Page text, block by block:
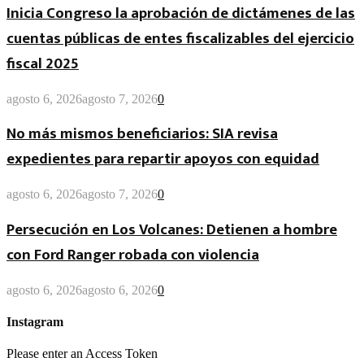
Inicia Congreso la aprobación de dictámenes de las
cuentas públicas de entes fiscalizables del ejercicio
fiscal 2025
agosto 6, 2026agosto 7, 20260
No más mismos beneficiarios: SIA revisa
expedientes para repartir apoyos con equidad
agosto 6, 2026agosto 7, 20260
Persecución en Los Volcanes: Detienen a hombre
con Ford Ranger robada con violencia
agosto 6, 2026agosto 6, 20260
Instagram
Please enter an Access Token